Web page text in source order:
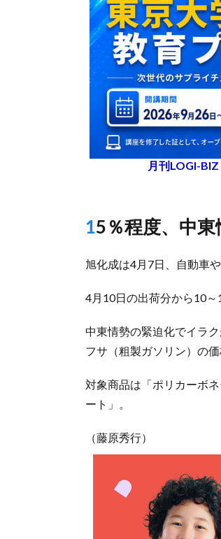
月刊LOGI-
15％程度、中
旭化成は4月7日、自動車
4月10日の出荷分から10～
中東情勢の緊迫化でイラ
フサ（粗製ガソリン）の
対象商品は「ポリカーボ
ート」。
（藤原秀行）